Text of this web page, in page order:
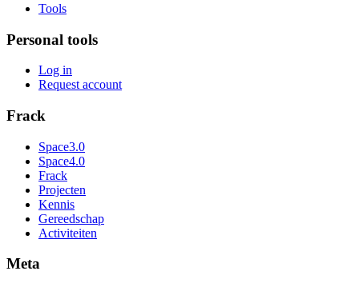
Tools
Personal tools
Log in
Request account
Frack
Space3.0
Space4.0
Frack
Projecten
Kennis
Gereedschap
Activiteiten
Meta